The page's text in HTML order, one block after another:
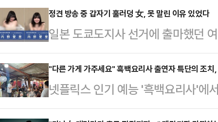
정견 방송 중 갑자기 훌러덩 女, 못 말린 이유 있었다
일본 도쿄도지사 선거에 출마했던
등 기행을 벌인 일이 발생하면서 공
왔다.앞서 지난 6월 27일 일본 공
마한 '카와이 워치 마이 정치방송
치노 아이리(31)의 정견 방송이 방
"다른 가게 가주세요" 흑백요리사 출연자 특단의 조치
넷플릭스 인기 예능 '흑백요리사'에
장시간 대기하는 식당 손님들이 늘